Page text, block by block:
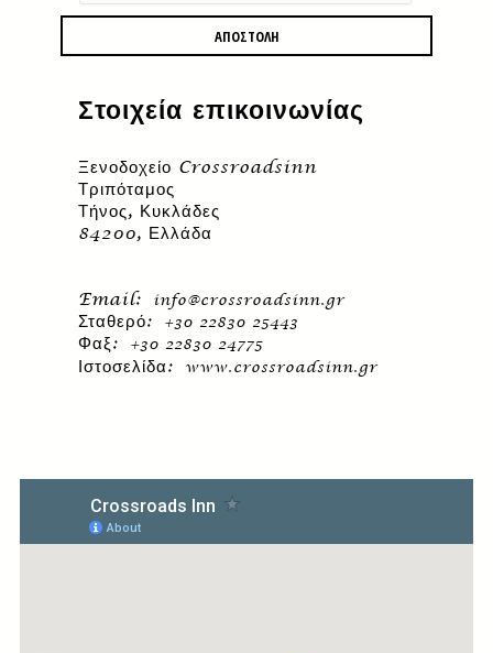
Στοιχεία επικοινωνίας
Ξενοδοχείο Crossroadsinn
Τριπόταμος
Τήνος, Κυκλάδες
84200, Ελλάδα
Email: info@crossroadsinn.gr
Σταθερό: +30 22830 25443
Φαξ: +30 22830 24775
Ιστοσελίδα: www.crossroadsinn.gr